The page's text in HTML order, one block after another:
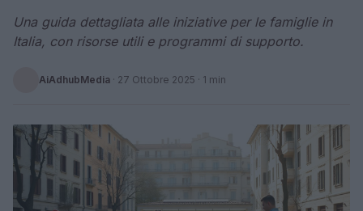
Una guida dettagliata alle iniziative per le famiglie in
Italia, con risorse utili e programmi di supporto.
AiAdhubMedia · 27 Ottobre 2025 · 1 min